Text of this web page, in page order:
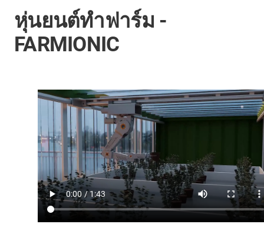
หุ่นยนต์ทำฟาร์ม -
FARMIONIC